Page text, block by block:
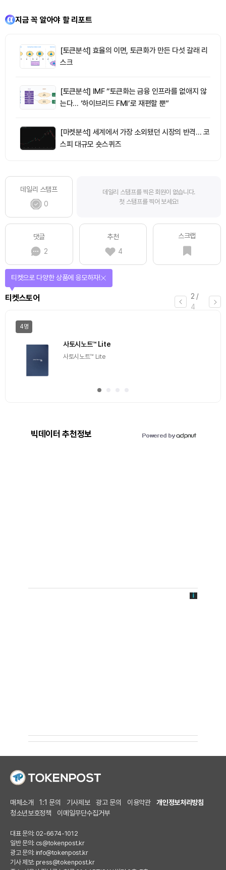
지금 꼭 알아야 할 리포트
[토큰분석] 효율의 이면, 토큰화가 만든 다섯 갈래 리
스크
[토큰분석] IMF “토큰화는 금융 인프라를 없애지 않
는다… ‘하이브리드 FMI’로 재편할 뿐”
[마켓분석] 세계에서 가장 소외됐던 시장의 반격… 코
스피 대규모 숏스퀴즈
데일리 스탬프
0
데일리 스탬프를 찍은 회원이 없습니다.
첫 스탬프를 찍어 보세요!
댓글
2
추천
4
스크랩
3 /
4
에어드랍
선물이 쏟아지는 에어드랍 이벤트!
일반
[Episode 12] IXO™2024 참여하고, 2억원 상당 에어
드랍 받자!
빅데이터 추천정보
매체소개 1:1 문의 기사제보 광고 문의 이용약관
개인정보처리방침
청소년보호정책
이메일무단수집거부
대표 문의: 02-6674-1012
일반 문의: cs@tokenpost.kr
광고 문의: info@tokenpost.kr
기사 제보: press@tokenpost.kr